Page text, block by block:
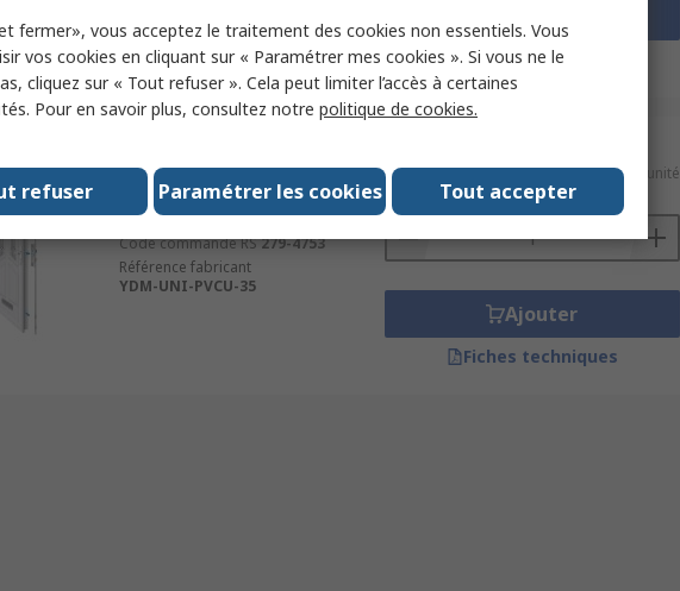
Fiches techniques
de stock
Serrure multipoints YDM Yale1
Code commande RS279-4753
Référence fabricant
YDM-UNI-PVCU-35
74,66 €HT 74,66 €/unité
Quantité
Ajouter
Fiches techniques
fermer», vous acceptez le traitement des cookies non essentiels. Vous
vos cookies en cliquant sur « Paramétrer mes cookies ». Si vous ne le
cliquez sur « Tout refuser ». Cela peut limiter l’accès à certaines
Pour en savoir plus, consultez notre politique de cookies.
Tout accepter
Paramétrer les cookies
refuser